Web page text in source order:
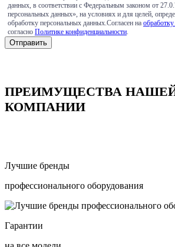
данных, в соответствии с Федеральным законом от
персональных данных», на условиях и для целей,
обработку персональных данных.Согласен на
согласно Политике конфиденциальности
ПРЕИМУЩЕСТВА
КОМПАНИИ
Лучшие бренды
профессионального оборудования
Гарантии